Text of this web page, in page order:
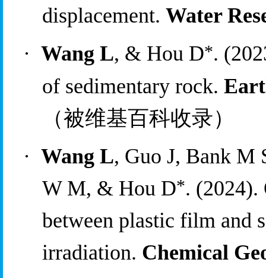
displacement. Water
· Wang L, & Hou D*.
of sedimentary rock.
（被维基百科收录）
· Wang L, Guo J, Bank M
W M, & Hou D*. (2024).
between plastic film and
irradiation. Chemical